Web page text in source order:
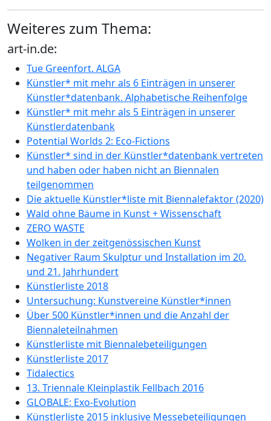
Weiteres zum Thema:
art-in.de:
Tue Greenfort. ALGA
Künstler* mit mehr als 6 Einträgen in unserer
Künstler*datenbank. Alphabetische Reihenfolge
Künstler* mit mehr als 5 Einträgen in unserer
Künstlerdatenbank
Potential Worlds 2: Eco-Fictions
Künstler* sind in der Künstler*datenbank vertreten
und haben oder haben nicht an Biennalen
teilgenommen
Die aktuelle Künstler*liste mit Biennalefaktor (2020)
Wald ohne Bäume in Kunst + Wissenschaft
ZERO WASTE
Wolken in der zeitgenössischen Kunst
Negativer Raum Skulptur und Installation im 20.
und 21. Jahrhundert
Künstlerliste 2018
Untersuchung: Kunstvereine Künstler*innen
Über 500 Künstler*innen und die Anzahl der
Biennaleteilnahmen
Künstlerliste mit Biennalebeteiligungen
Künstlerliste 2017
Tidalectics
13. Triennale Kleinplastik Fellbach 2016
GLOBALE: Exo-Evolution
Künstlerliste 2015 inklusive Messebeteiligungen